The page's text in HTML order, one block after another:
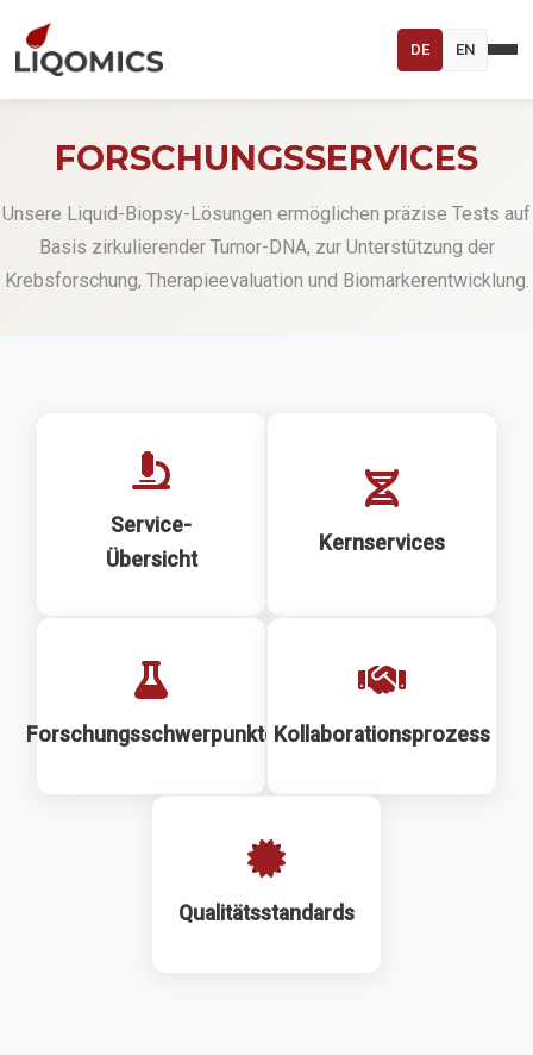
DE EN
FORSCHUNGSSERVICES
Unsere Liquid-Biopsy-Lösungen ermöglichen präzise Tests auf
Basis zirkulierender Tumor-DNA, zur Unterstützung der
Krebsforschung, Therapieevaluation und Biomarkerentwicklung.
Service-
Übersicht
Kernservices
ForschungsschwerpunkteKollaborationsprozess
Qualitätsstandards